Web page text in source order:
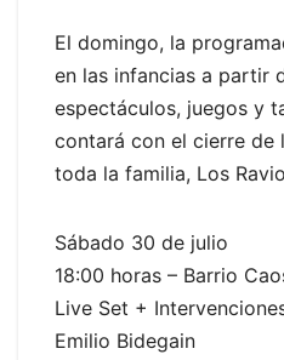
El domingo, la
en las infancias a partir
espectáculos, juegos y
contará con el cierre de
toda la familia, Los
Sábado 30 de julio
18:00 horas – Barrio
Live Set +
Emilio Bidegain